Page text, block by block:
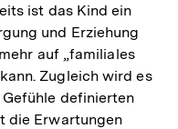
ist das Kind ein
und Erziehung
auf „familiales
Zugleich wird es
definierten
die Erwartungen